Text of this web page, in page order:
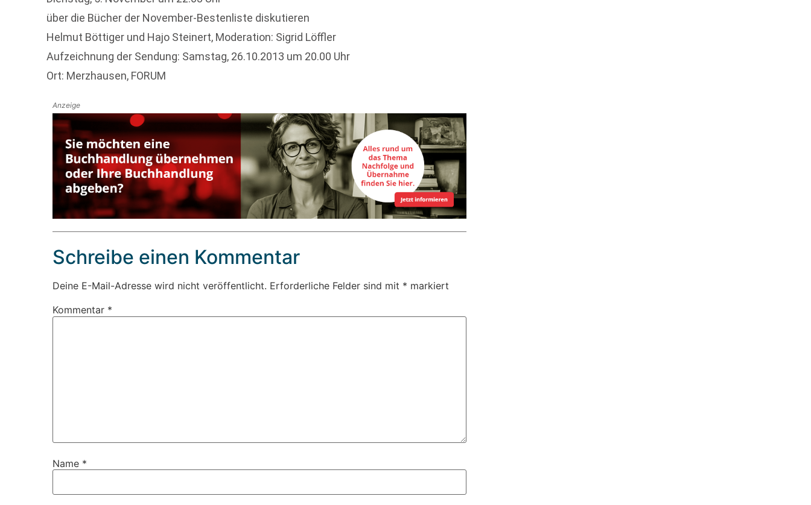
über die Bücher der November-Bestenliste diskutieren
Helmut Böttiger und Hajo Steinert, Moderation: Sigrid Löffler
Aufzeichnung der Sendung: Samstag, 26.10.2013 um 20.00 Uhr
Ort: Merzhausen, FORUM
Anzeige
Schreibe einen Kommentar
Deine E-Mail-Adresse wird nicht veröffentlicht. Erforderliche Felder sind mit * markiert
Kommentar *
Name *